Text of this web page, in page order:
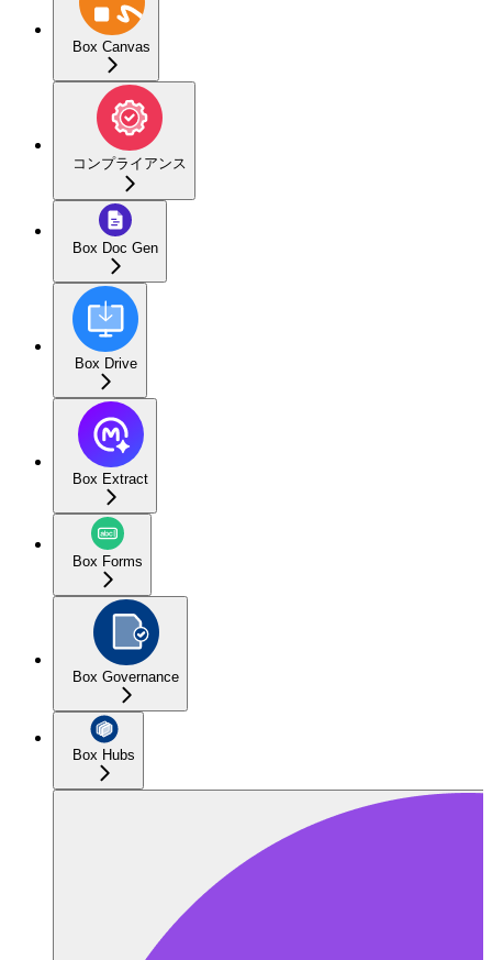
Box Canvas
コンプライアンス
Box Doc Gen
Box Drive
Box Extract
Box Forms
Box Governance
Box Hubs